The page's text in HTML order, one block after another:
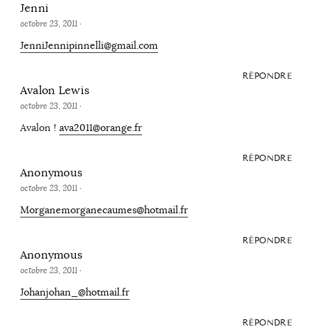
Jenni
octobre 23, 2011·
JenniJennipinnelli@gmail.com
RÉPONDRE
Avalon Lewis
octobre 23, 2011·
Avalon ! ava2011@orange.fr
RÉPONDRE
Anonymous
octobre 23, 2011·
Morganemorganecaumes@hotmail.fr
RÉPONDRE
Anonymous
octobre 23, 2011·
Johanjohan_@hotmail.fr
RÉPONDRE